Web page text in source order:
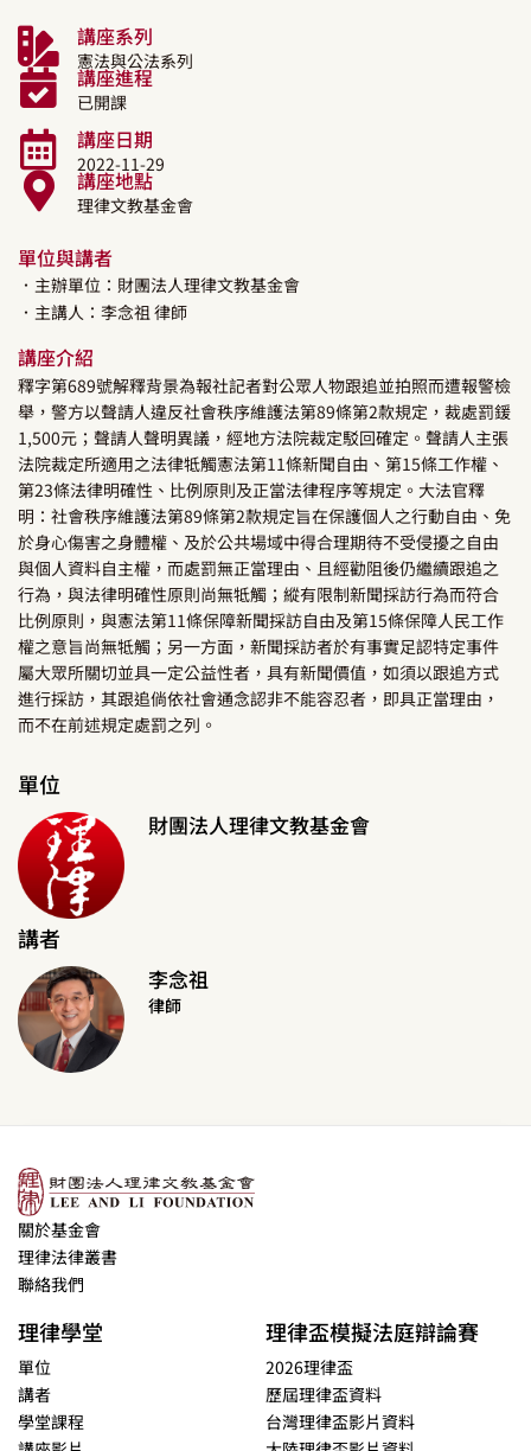
講座系列
憲法與公法系列
講座進程
已開課
講座日期
2022-11-29
講座地點
理律文教基金會
單位與講者
．主辦單位：財團法人理律文教基金會
．主講人： 李念祖律師
講座介紹
釋字第689號解釋背景為報社記者對公眾人物跟追並拍照而遭報警檢
舉，警方以聲請人違反社會秩序維護法第89條第2款規定，裁處罰鍰
1,500元；聲請人聲明異議，經地方法院裁定駁回確定。聲請人主張
法院裁定所適用之法律牴觸憲法第11條新聞自由、第15條工作權、
第23條法律明確性、比例原則及正當法律程序等規定。大法官釋
明：社會秩序維護法第89條第2款規定旨在保護個人之行動自由、免
於身心傷害之身體權、及於公共場域中得合理期待不受侵擾之自由
與個人資料自主權，而處罰無正當理由、且經勸阻後仍繼續跟追之
行為，與法律明確性原則尚無牴觸；縱有限制新聞採訪行為而符合
比例原則，與憲法第11條保障新聞採訪自由及第15條保障人民工作
權之意旨尚無牴觸；另一方面，新聞採訪者於有事實足認特定事件
屬大眾所關切並具一定公益性者，具有新聞價值，如須以跟追方式
進行採訪，其跟追倘依社會通念認非不能容忍者，即具正當理由，
而不在前述規定處罰之列。
單位
財團法人理律文教基金會
講者
李念祖
律師
關於基金會
理律法律叢書
聯絡我們
理律學堂
單位
講者
學堂課程
理律盃模擬法庭辯論賽
2026理律盃
歷屆理律盃資料
台灣理律盃影片資料